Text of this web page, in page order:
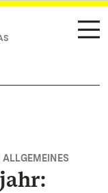
ALLGEMEINES